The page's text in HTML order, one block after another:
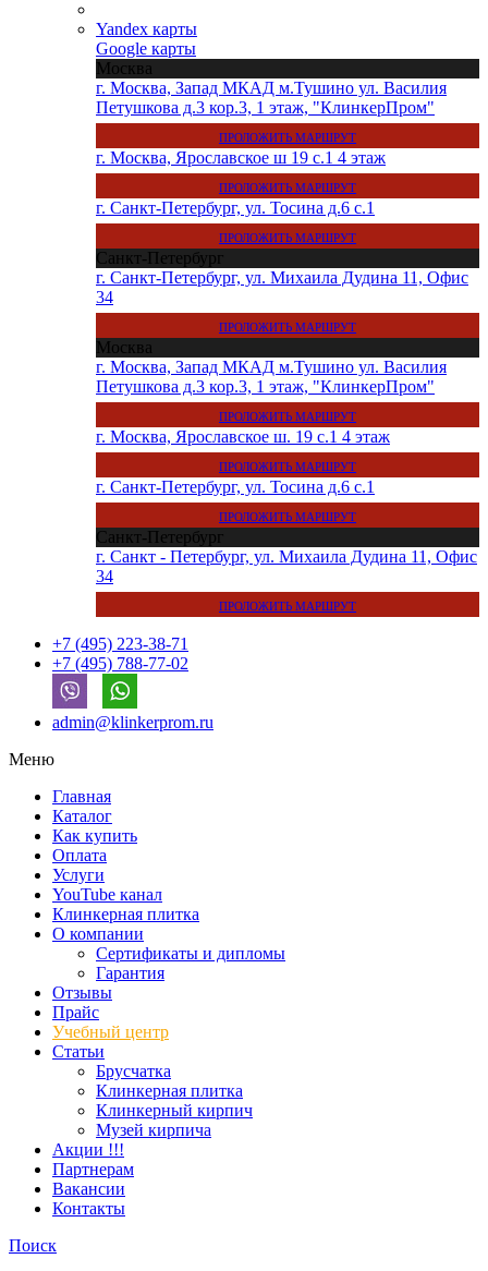
Yandex карты
Google карты
Москва
г. Москва, Запад МКАД м.Тушино ул. Василия
Петушкова д.3 кор.3, 1 этаж, "КлинкерПром"
ПРОЛОЖИТЬ МАРШРУТ
г. Москва, Ярославское ш 19 с.1 4 этаж
ПРОЛОЖИТЬ МАРШРУТ
г. Санкт-Петербург, ул. Тосина д.6 с.1
ПРОЛОЖИТЬ МАРШРУТ
Санкт-Петербург
г. Санкт-Петербург, ул. Михаила Дудина 11, Офис
34
ПРОЛОЖИТЬ МАРШРУТ
Москва
г. Москва, Запад МКАД м.Тушино ул. Василия
Петушкова д.3 кор.3, 1 этаж, "КлинкерПром"
ПРОЛОЖИТЬ МАРШРУТ
г. Москва, Ярославское ш. 19 с.1 4 этаж
ПРОЛОЖИТЬ МАРШРУТ
г. Санкт-Петербург, ул. Тосина д.6 с.1
ПРОЛОЖИТЬ МАРШРУТ
Санкт-Петербург
г. Санкт - Петербург, ул. Михаила Дудина 11, Офис
34
ПРОЛОЖИТЬ МАРШРУТ
+7 (495) 223-38-71
+7 (495) 788-77-02
admin@klinkerprom.ru
Меню
Главная
Каталог
Как купить
Оплата
Услуги
YouTube канал
Клинкерная плитка
О компании
Сертификаты и дипломы
Гарантия
Отзывы
Прайс
Учебный центр
Статьи
Брусчатка
Клинкерная плитка
Клинкерный кирпич
Музей кирпича
Акции !!!
Партнерам
Вакансии
Контакты
Поиск